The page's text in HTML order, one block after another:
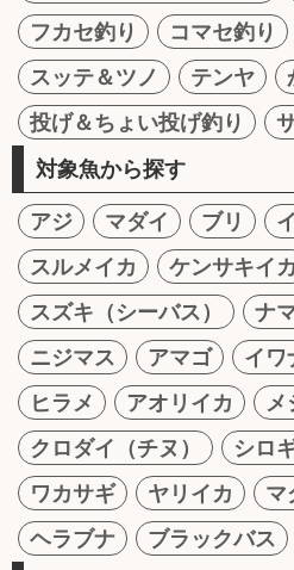
フカセ釣り
コマセ釣り
スッテ＆ツノ
テンヤ
投げ＆ちょい投げ釣り
対象魚から探す
アジ マダイ ブリ
スルメイカ
ケンサキイカ
スズキ（シーバス）
ナ
ニジマス
アマゴ イワ
ヒラメ
アオリイカ
メ
クロダイ（チヌ）
シロ
ワカサギ
ヤリイカ マ
ヘラブナ
ブラックバス